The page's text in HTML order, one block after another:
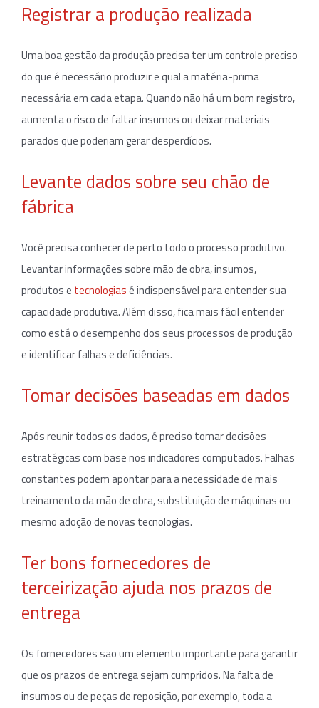
Registrar a produção realizada
Uma boa gestão da produção precisa ter um controle preciso
do que é necessário produzir e qual a matéria-prima
necessária em cada etapa. Quando não há um bom registro,
aumenta o risco de faltar insumos ou deixar materiais
parados que poderiam gerar desperdícios.
Levante dados sobre seu chão de
fábrica
Você precisa conhecer de perto todo o processo produtivo.
Levantar informações sobre mão de obra, insumos,
produtos e tecnologiasé indispensável para entender sua
capacidade produtiva. Além disso, fica mais fácil entender
como está o desempenho dos seus processos de produção
e identificar falhas e deficiências.
Tomar decisões baseadas em dados
Após reunir todos os dados, é preciso tomar decisões
estratégicas com base nos indicadores computados. Falhas
constantes podem apontar para a necessidade de mais
treinamento da mão de obra, substituição de máquinas ou
mesmo adoção de novas tecnologias.
Ter bons fornecedores de
terceirização ajuda nos prazos de
entrega
Os fornecedores são um elemento importante para garantir
que os prazos de entrega sejam cumpridos. Na falta de
insumos ou de peças de reposição, por exemplo, toda a